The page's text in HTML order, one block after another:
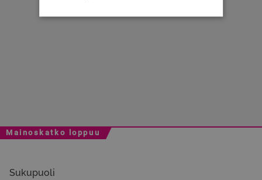
Mainoskatko loppuu
Sukupuoli